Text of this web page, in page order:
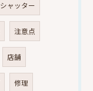
シャッター
注意点
店舗
修理